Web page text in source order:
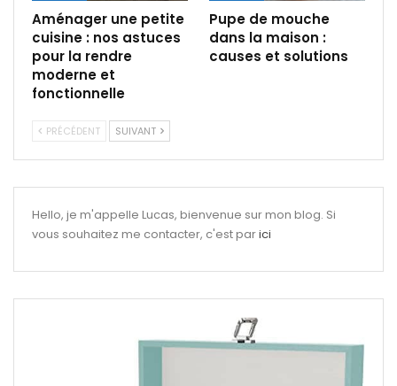
Aménager une petite
cuisine : nos astuces
pour la rendre
moderne et
fonctionnelle
Pupe de mouche
dans la maison :
causes et solutions
PRÉCÉDENT SUIVANT
Hello, je m'appelle Lucas, bienvenue sur mon blog. Si
vous souhaitez me contacter, c'est parici